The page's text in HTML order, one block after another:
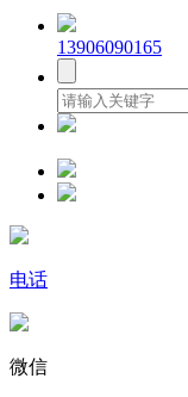
13906090165
电话
微信